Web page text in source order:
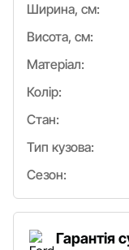
Ширина, см:
Висота, см:
Матеріал:
Колір:
Стан:
Тип кузова:
Сезон:
Гарантія